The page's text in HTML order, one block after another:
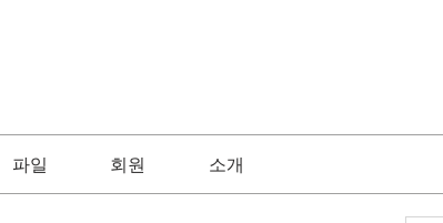
파일 회원 소개